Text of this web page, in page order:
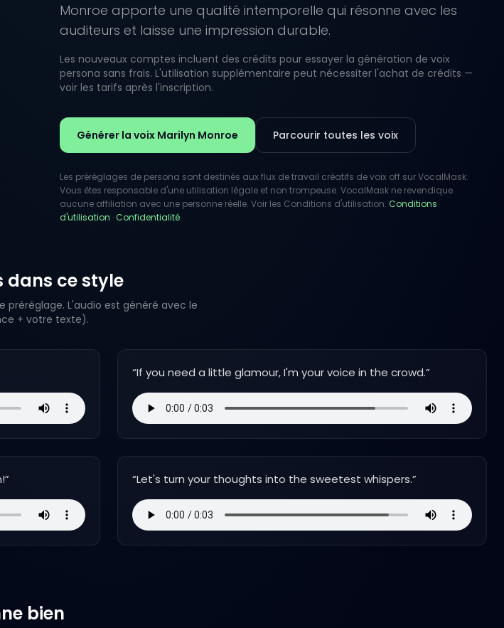
Monroe apporte une qualité intemporelle qui résonne avec les
auditeurs et laisse une impression durable.
Les nouveaux comptes incluent des crédits pour essayer la génération de voix
persona sans frais. L'utilisation supplémentaire peut nécessiter l'achat de crédits —
voir les tarifs après l'inscription.
Générer la voix Marilyn Monroe Parcourir toutes les voix
Les préréglages de persona sont destinés aux flux de travail créatifs de voix off sur VocalMask.
Vous êtes responsable d'une utilisation légale et non trompeuse. VocalMask ne revendique
aucune affiliation avec une personne réelle. Voir les Conditions d'utilisation. Conditions
d'utilisation ·Confidentialité.
dans ce style
L'audio est généré avec le
+ votre texte).
“If you need a little glamour, I'm your voice in the crowd.”
” “Let's turn your thoughts into the sweetest whispers.”
bien